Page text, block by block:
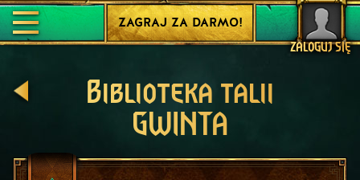
ZALOGUJ SIĘ
ZAGRAJ ZA DARMO!
Biblioteka talii
GWINTA